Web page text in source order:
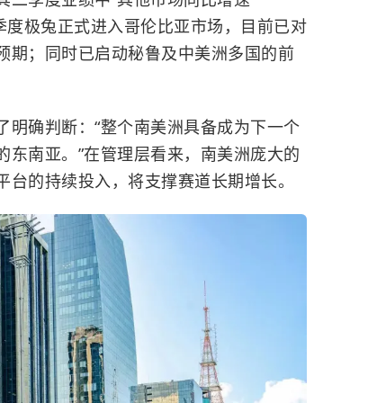
极兔正式进入哥伦比亚市场，目前已对
期；同时已启动秘鲁及中美洲多国的前
确判断：“整个南美洲具备成为下一个
南亚。”在管理层看来，南美洲庞大的
的持续投入，将支撑赛道长期增长。